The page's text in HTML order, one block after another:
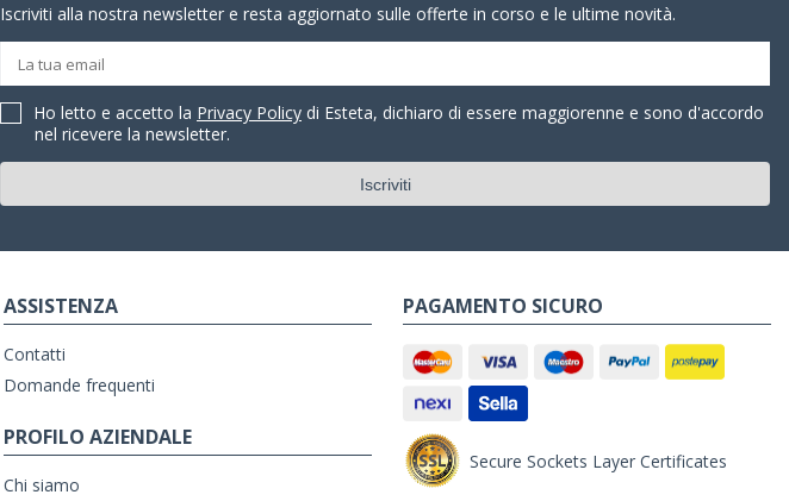
Iscriviti alla nostra newsletter e resta aggiornato sulle offerte in corso e le ultime novità.
Ho letto e accetto la Privacy Policy di Esteta, dichiaro di essere maggiorenne e sono d'accordo
nel ricevere la newsletter.
ASSISTENZA
Contatti
Domande frequenti
PROFILO AZIENDALE
Chi siamo
PAGAMENTO SICURO
Secure Sockets Layer Certificates